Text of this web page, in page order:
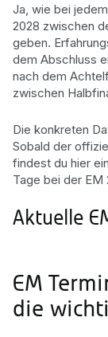
Ja, wie bei
2028 zwischen
geben.
dem Abschluss
nach dem
zwischen
Die konkreten
Sobald der
findest du hier
Tage bei der EM
Aktuelle
EM
die